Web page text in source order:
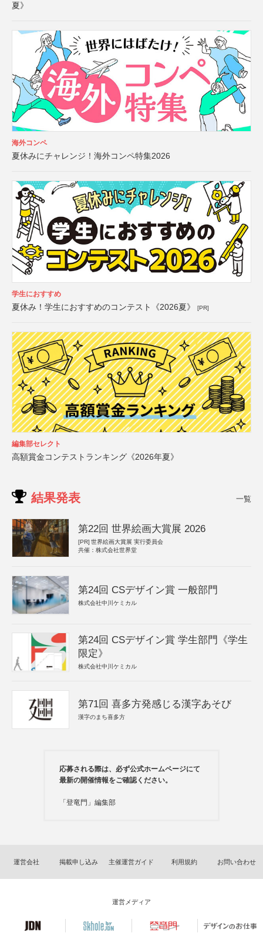
夏》
海外コンペ
夏休みにチャレンジ！海外コンペ特集2026
学生におすすめ
夏休み！学生におすすめのコンテスト《2026夏》 [PR]
編集部セレクト
高額賞金コンテストランキング《2026年夏》
結果発表 一覧
第22回 世界絵画大賞展 2026
[PR] 世界絵画大賞展 実行委員会
共催：株式会社世界堂
第24回 CSデザイン賞 一般部門
株式会社中川ケミカル
第24回 CSデザイン賞 学生部門《学生
限定》
株式会社中川ケミカル
第71回 喜多方発感じる漢字あそび
漢字のまち喜多方
応募される際は、必ず公式ホームページにて
最新の開催情報をご確認ください。
「登竜門」編集部
運営会社 掲載申し込み 主催運営ガイド 利用規約 お問い合わせ
運営メディア